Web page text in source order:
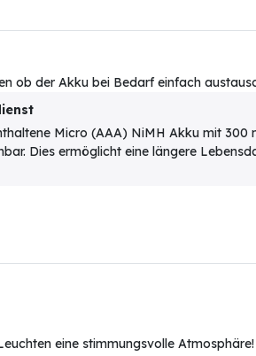
ob der Akku bei Bedarf einfach
Micro (AAA) NiMH Akku mit 300
Dies ermöglicht eine längere
eine stimmungsvolle